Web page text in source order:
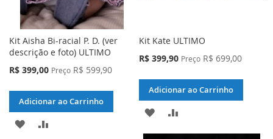
Kit Aisha Bi-racial P. D. (ver
descrição e foto) ULTIMO
Preço
R$ 399,00 Preço R$ 599,90
Adicionar ao Carrinho
ADICIONAR
Kit Kate ULTIMO
Preço
R$ 399,90 Preço R$ 699,00
Adicionar ao Carrinho
ADICIONAR
À
PARA